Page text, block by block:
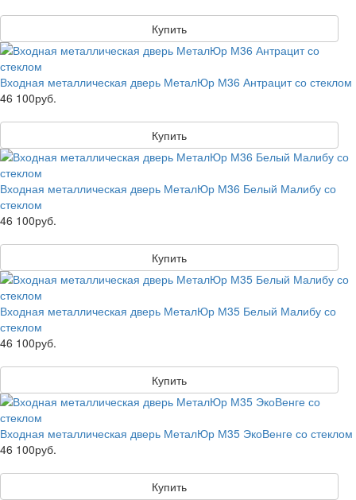
Купить
Входная металлическая дверь МеталЮр М36 Антрацит со стеклом
46 100руб.
Купить
Входная металлическая дверь МеталЮр М36 Белый Малибу со
стеклом
46 100руб.
Купить
Входная металлическая дверь МеталЮр М35 Белый Малибу со
стеклом
46 100руб.
Купить
Входная металлическая дверь МеталЮр М35 ЭкоВенге со стеклом
46 100руб.
Купить